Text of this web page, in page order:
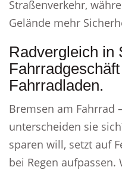
Straßenverkehr,
Gelände mehr
Radvergleich in
Fahrradladen.
Bremsen am Fahrrad
unterscheiden sie
sparen will, setzt auf
bei Regen